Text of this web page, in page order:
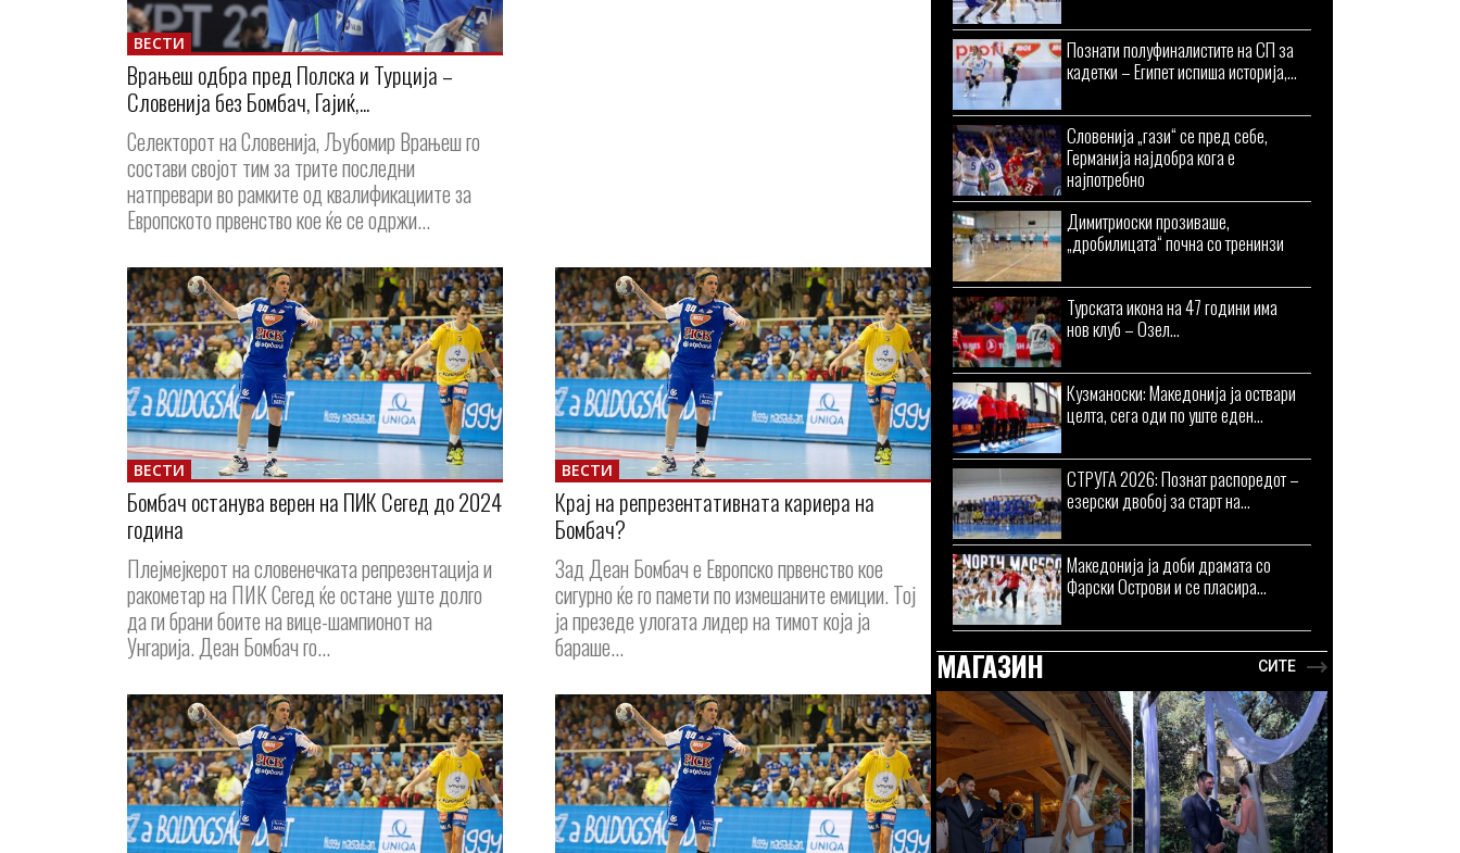
ВЕСТИ
Врањеш одбра пред Полска и Турција –
Словенија без Бомбач, Гајиќ,...
Селекторот на Словенија, Љубомир Врањеш го
состави својот тим за трите последни
натпревари во рамките од квалификациите за
Европското првенство кое ќе се одржи...
ВЕСТИ
Бомбач останува верен на ПИК Сегед до 2024
година
Плејмејкерот на словенечката репрезентација и
ракометар на ПИК Сегед ќе остане уште долго
да ги брани боите на вице-шампионот на
Унгарија. Деан Бомбач го...
ВЕСТИ
Крај на репрезентативната кариера на
Бомбач?
Зад Деан Бомбач е Европско првенство кое
сигурно ќе го памети по измешаните емиции. Тој
ја презеде улогата лидер на тимот која ја
бараше...
Познати полуфиналистите на СП за
кадетки – Египет испиша историја,...
Словенија „гази“ се пред себе,
Германија најдобра кога е
најпотребно
Димитриоски прозиваше,
„дробилицата“ почна со тренинзи
Турската икона на 47 години има
нов клуб – Озел...
Кузманоски: Македонија ја оствари
целта, сега оди по уште еден...
СТРУГА 2026: Познат распоредот –
езерски двобој за старт на...
Македонија ја доби драмата со
Фарски Острови и се пласира...
МАГАЗИН СИТЕ